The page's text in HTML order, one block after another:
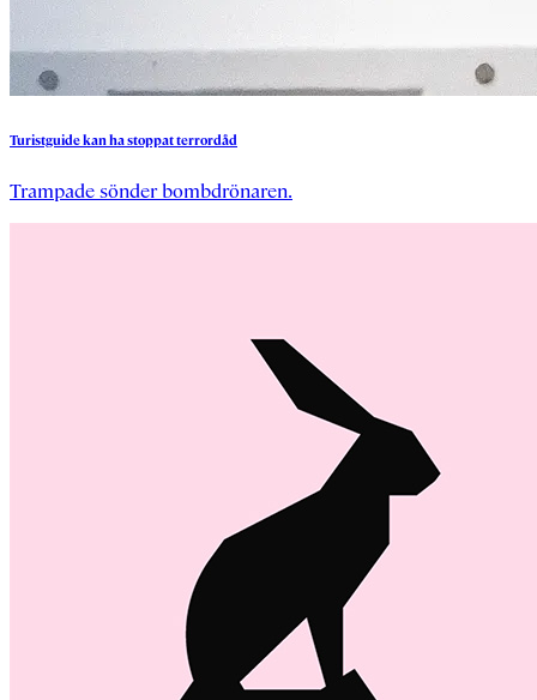
Turistguidekanhastoppatterrordåd
Trampade sönder bombdrönaren.